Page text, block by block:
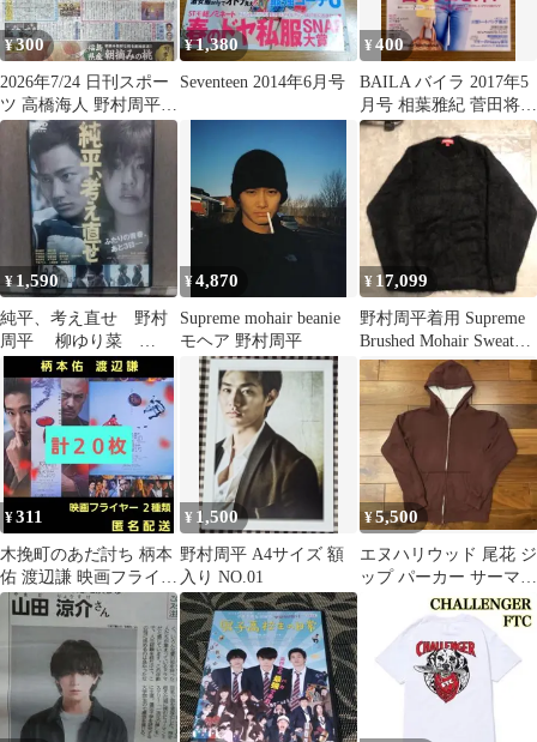
¥300
2026年7/24 日刊スポー
ツ 高橋海人 野村周平
鈴鹿央士 板垣吾郎 吉沢
¥1,380
Seventeen 2014年6月号
¥400
BAILA バイラ 2017年5
月号 相葉雅紀 菅田将暉
竹内涼真 ウヨン他
¥1,590
純平、考え直せ 野村
周平 柳ゆり菜
R15 2018年作品DVD
ケース付き
¥4,870
Supreme mohair beanie
モヘア 野村周平
¥ 17,099
野村周平着用 Supreme
Brushed Mohair Sweater
L
¥311
木挽町のあだ討ち 柄本
佑 渡辺謙 映画フライヤ
ー 映画チラシ ２種類計
２０枚
¥ 1,500
野村周平 A4サイズ 額
入り NO.01
¥5,500
エヌハリウッド 尾花 ジ
ップ パーカー サーマル
山田蓮 野村周平 在原み